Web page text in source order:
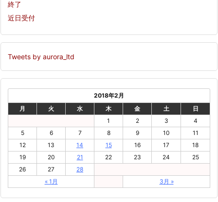
終了
近日受付
Tweets by aurora_ltd
2018年2月
月
火 水 木 金 土 日
« 1月 3月 »
1 2 3
4
5
6 7 8 9 10
11
12
13 14 15 16 17
18
19
20 21 22 23 24
25
26
27 28